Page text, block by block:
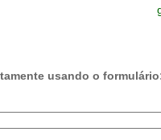
usando o